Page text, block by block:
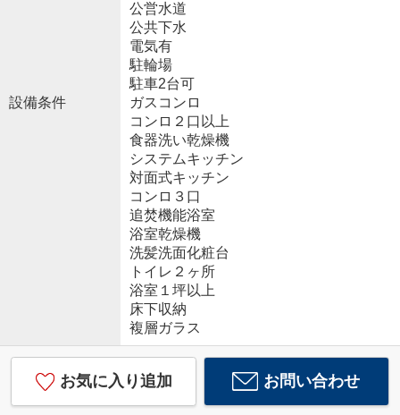
設備条件
公営水道
公共下水
電気有
駐輪場
駐車2台可
ガスコンロ
コンロ２口以上
食器洗い乾燥機
システムキッチン
対面式キッチン
コンロ３口
追焚機能浴室
浴室乾燥機
洗髪洗面化粧台
トイレ２ヶ所
浴室１坪以上
床下収納
複層ガラス
お気に入り追加 お問い合わせ